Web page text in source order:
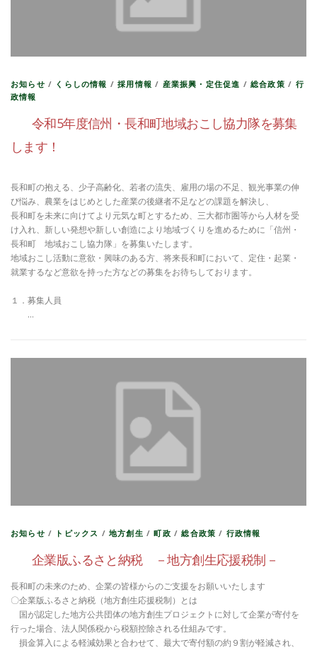
お知らせ / くらしの情報 /採用情報 / 産業振興・定住促進 /総合政策 / 行
政情報
令和5年度信州・長和町地域おこし協力隊を募集
します！
長和町の抱える、少子高齢化、若者の流失、雇用の場の不足、観光事業の伸
び悩み、農業をはじめとした産業の後継者不足などの課題を解決し、
長和町を未来に向けてより元気な町とするため、三大都市圏等から人材を受
け入れ、新しい発想や新しい創造により地域づくりを進めるために「信州・
長和町 地域おこし協力隊」を募集いたします。
地域おこし活動に意欲・興味のある方、将来長和町において、定住・起業・
就業するなど意欲を持った方などの募集をお待ちしております。
１．募集人員
…
お知らせ / トピックス /地方創生 /町政 /総合政策 / 行政情報
企業版ふるさと納税 －地方創生応援税制－
長和町の未来のため、企業の皆様からのご支援をお願いいたします
〇企業版ふるさと納税（地方創生応援税制）とは
国が認定した地方公共団体の地方創生プロジェクトに対して企業が寄付を
行った場合、法人関係税から税額控除される仕組みです。
損金算入による軽減効果と合わせて、最大で寄付額の約９割が軽減され、